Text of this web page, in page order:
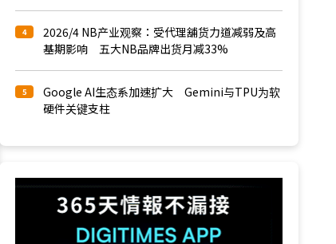
4
2026/4 NB产业观察：受代理舖货力道减弱及高
基期影响 五大NB品牌出货月减33%
5
Google AI生态系加速扩大 Gemini与TPU为软
硬件关键支柱